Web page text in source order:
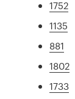
1752
1135
881
1802
1733